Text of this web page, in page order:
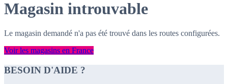
Magasin introuvable
Le magasin demandé n'a pas été trouvé dans les routes configurées.
Voir les magasins en France
BESOIN D'AIDE ?